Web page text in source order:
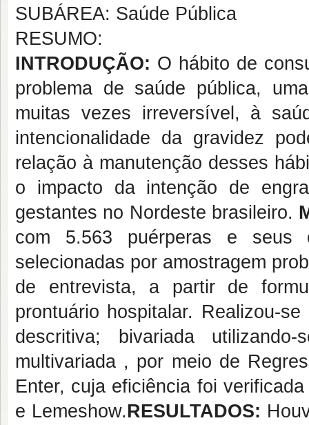
SUBÁREA: Saúde Pública
RESUMO:
INTRODUÇÃO: O hábito de
problema de saúde pública,
muitas vezes irreversível, à
intencionalidade da gravidez
relação à manutenção desses
o impacto da intenção de
gestantes no Nordeste brasileiro.
com 5.563 puérperas e seus
selecionadas por amostragem
de entrevista, a partir de
prontuário hospitalar. Realizou-
descritiva; bivariada
multivariada , por meio de
Enter, cuja eficiência foi
e Lemeshow.RESULTADOS: